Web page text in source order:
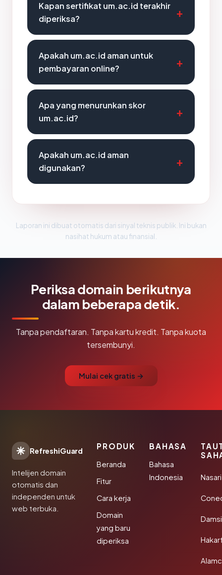
Kapan sertifikat um.ac.id terakhir
diperiksa?
Apakah um.ac.id aman untuk
pembayaran online?
Apa yang menurunkan skor
um.ac.id?
Apakah um.ac.id aman
digunakan?
Laporan ini dibuat otomatis dari sinyal teknis publik. Ini bukan
nasihat hukum atau finansial.
Periksa domain berikutnya
dalam beberapa detik.
Tanpa pendaftaran. Tanpa kartu kredit. Tanpa kuota
tersembunyi.
Mulai cek gratis →
RefreshiGuard
Intelijen domain
otomatis dan
independen untuk
web terbuka.
PRODUK
Beranda
Fitur
Cara kerja
Domain
yang baru
diperiksa
BAHASA
Bahasa
Indonesia